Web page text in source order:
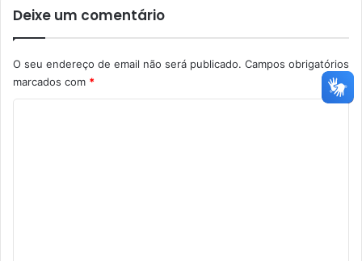
Deixe um comentário
O seu endereço de email não será publicado. Campos obrigatórios
marcados com *